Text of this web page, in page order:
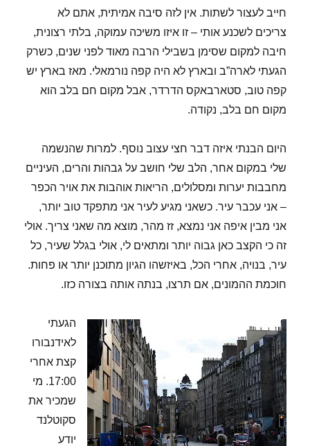
חייב לעצור לשתות. אין לזה סיבה אמיתית, אתם לא
צריכים לשכנע אותי – זו איזו משיכה עמוקה, בלתי רצונית,
חיבה למקום שסימן בשבילי הרבה מאוד לפני שנים, כשרק
הגעתי לארה”ב ובארץ לא היה קפה נורמאלי. מאז בארץ יש
קפה טוב, סטארבאקס הדרדר, אבל מקום חם בלב הוא
מקום חם בלב, נקודה.
היום הבנתי איזה דבר חצי עצוב נוסף. למרות שהנשמה
שלי במקום אחר, הלב שלי חושב על גבהות והרים, העיניים
מחבבות יערות ומסלולים, הריאות אוהבות את אויר הכפר
– אני עכבר עיר. כשאני מגיע לעיר אני מתפקד טוב יותר,
אני מבין איפה אני נמצא, זז מהר, מוצא מה שאני צריך. אולי
זה כי הקצב כאן גבוה יותר ומתאים לי, אולי בגלל שעיר, כל
עיר, בנויה, אחרי הכל, באיזשהו הגיון מתוכנן יותר או פחות.
חוכמת ההמונים, אם תרצו, בנתה אותה בצורה כזו.
הגעתי
לאידנבורו
קצת אחרי
17:00. מי
שמכיר את
סקוטלנד
יודע